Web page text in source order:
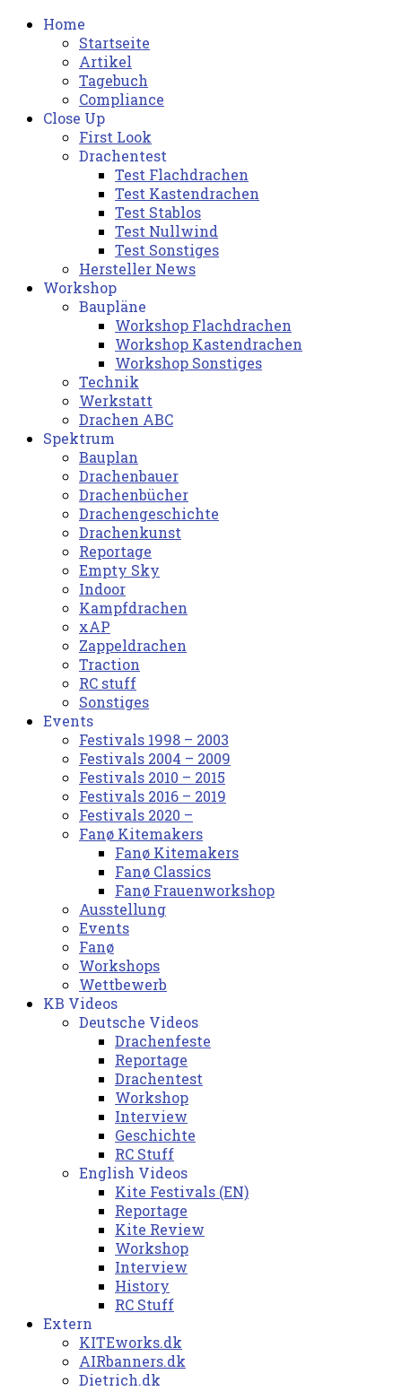
Home
Startseite
Artikel
Tagebuch
Compliance
Close Up
First Look
Drachentest
Test Flachdrachen
Test Kastendrachen
Test Stablos
Test Nullwind
Test Sonstiges
Hersteller News
Workshop
Baupläne
Workshop Flachdrachen
Workshop Kastendrachen
Workshop Sonstiges
Technik
Werkstatt
Drachen ABC
Spektrum
Bauplan
Drachenbauer
Drachenbücher
Drachengeschichte
Drachenkunst
Reportage
Empty Sky
Indoor
Kampfdrachen
xAP
Zappeldrachen
Traction
RC stuff
Sonstiges
Events
Festivals 1998 – 2003
Festivals 2004 – 2009
Festivals 2010 – 2015
Festivals 2016 – 2019
Festivals 2020 –
Fanø Kitemakers
Fanø Kitemakers
Fanø Classics
Fanø Frauenworkshop
Ausstellung
Events
Fanø
Workshops
Wettbewerb
KB Videos
Deutsche Videos
Drachenfeste
Reportage
Drachentest
Workshop
Interview
Geschichte
RC Stuff
English Videos
Kite Festivals (EN)
Reportage
Kite Review
Workshop
Interview
History
RC Stuff
Extern
KITEworks.dk
AIRbanners.dk
Dietrich.dk